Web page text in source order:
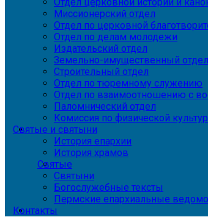
Миссионерский отдел
Отдел по церковной
Отдел по делам молодежи
Издательский отдел
Земельно-имущественный отдел
Строительный отдел
Отдел по тюремному служению
Отдел по взаимоотношению с
Паломнический отдел
Комиссия по физической
Святые и святыни
История епархии
История храмов
Святые
Святыни
Богослужебные тексты
Пермские епархиальные
Контакты